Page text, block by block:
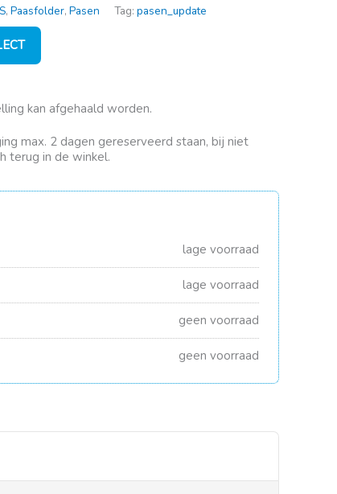
, Paasfolder, Pasen Tag: pasen_update
kan afgehaald worden.
max. 2 dagen gereserveerd staan, bij niet
terug in de winkel.
lage voorraad
lage voorraad
geen voorraad
geen voorraad